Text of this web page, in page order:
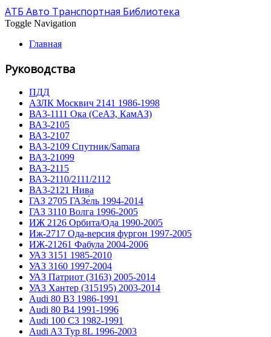
АТБ Авто Транспортная Библиотека
Toggle Navigation
Главная
Руководства
ПДД
АЗЛК Москвич 2141 1986-1998
ВА3-1111 Ока (СеАЗ, КамАЗ)
ВА3-2105
ВА3-2107
ВА3-2109 Спутник/Samara
ВА3-21099
ВА3-2115
ВА3-2110/2111/2112
ВА3-2121 Нива
ГАЗ 2705 ГАЗе́ль 1994-2014
ГАЗ 3110 Волга 1996-2005
ИЖ 2126 Орбита/Ода 1990-2005
Иж-2717 Ода-версия фургон 1997-2005
ИЖ-21261 Фабула 2004-2006
УАЗ 3151 1985-2010
УАЗ 3160 1997-2004
УАЗ Патриот (3163) 2005-2014
УАЗ Хантер (315195) 2003-2014
Audi 80 B3 1986-1991
Audi 80 B4 1991-1996
Audi 100 C3 1982-1991
Audi A3 Typ 8L 1996-2003